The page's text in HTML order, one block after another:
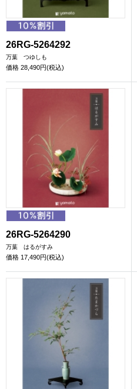
26RG-5264292
万葉 つゆしも
価格 28,490円(税込)
26RG-5264290
万葉 はるがすみ
価格 17,490円(税込)